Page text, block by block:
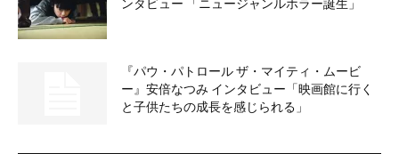
ンタビュー 「ニュージャンルホラー誕生」
『パウ・パトロール ザ・マイティ・ムービ
ー』安倍なつみ インタビュー「映画館に行く
と子供たちの成長を感じられる」